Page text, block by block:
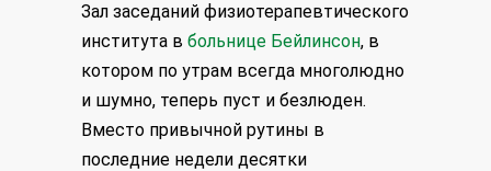
Зал заседаний физиотерапевтического
института в больнице Бейлинсон, в
котором по утрам всегда многолюдно
и шумно, теперь пуст и безлюден.
Вместо привычной рутины в
последние недели десятки